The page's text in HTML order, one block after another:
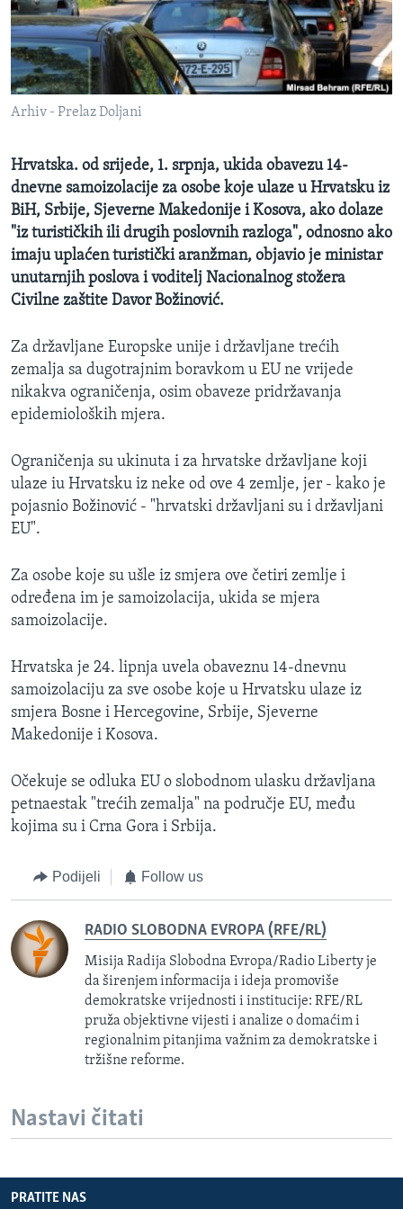
MAGAZIN
O GLASU AMERIKE
Learning English
Jezici
Arhiv - Prelaz Doljani
Hrvatska. od srijede, 1. srpnja, ukida obavezu 14-
dnevne samoizolacije za osobe koje ulaze u Hrvatsku iz
BiH, Srbije, Sjeverne Makedonije i Kosova, ako dolaze
"iz turističkih ili drugih poslovnih razloga", odnosno ako
imaju uplaćen turistički aranžman, objavio je ministar
unutarnjih poslova i voditelj Nacionalnog stožera
Civilne zaštite Davor Božinović.
Za državljane Europske unije i državljane trećih
zemalja sa dugotrajnim boravkom u EU ne vrijede
nikakva ograničenja, osim obaveze pridržavanja
epidemioloških mjera.
Ograničenja su ukinuta i za hrvatske državljane koji
ulaze iu Hrvatsku iz neke od ove 4 zemlje, jer - kako je
pojasnio Božinović - "hrvatski državljani su i državljani
EU".
Za osobe koje su ušle iz smjera ove četiri zemlje i
određena im je samoizolacija, ukida se mjera
samoizolacije.
Hrvatska je 24. lipnja uvela obaveznu 14-dnevnu
samoizolaciju za sve osobe koje u Hrvatsku ulaze iz
smjera Bosne i Hercegovine, Srbije, Sjeverne
Makedonije i Kosova.
Očekuje se odluka EU o slobodnom ulasku državljana
petnaestak "trećih zemalja" na područje EU, među
kojima su i Crna Gora i Srbija.
Podijeli Follow us
RADIO SLOBODNA EVROPA (RFE/RL)
Misija Radija Slobodna Evropa/Radio Liberty je
da širenjem informacija i ideja promoviše
demokratske vrijednosti i institucije: RFE/RL
pruža objektivne vijesti i analize o domaćim i
regionalnim pitanjima važnim za demokratske i
tržišne reforme.
Nastavi čitati
PRATITE NAS